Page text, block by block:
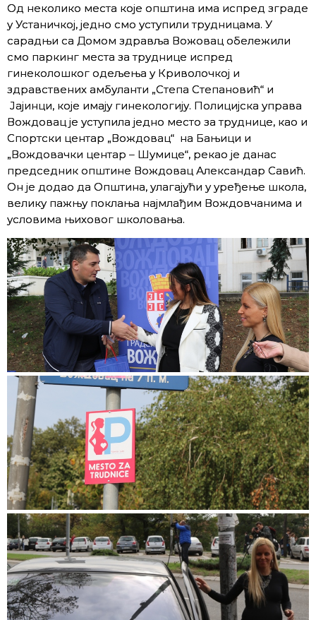
Од неколико места које општина има испред зграде
у Устаничкој, једно смо уступили трудницама. У
сарадњи са Домом здравља Вожовац обележили
смо паркинг места за труднице испред
гинеколошког одељења у Криволочкој и
здравствених амбуланти „Степа Степановић“ и
Јајинци, које имају гинекологију. Полицијска управа
Вождовац је уступила једно место за труднице, као и
Спортски центар „Вождовац“ на Бањици и
„Вождовачки центар – Шумице“, рекао је данас
председник општине Вождовац Александар Савић.
Он је додао да Општина, улагајући у уређење школа,
велику пажњу поклања најмлађим Вождовчанима и
условима њиховог школовања.